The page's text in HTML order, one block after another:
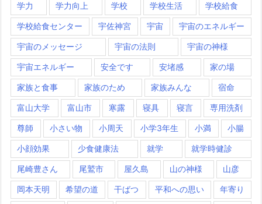
学力 学力向上 学校 学校生活 学校給食
学校給食センター 宇佐神宮 宇宙 宇宙のエネルギー
宇宙のメッセージ 宇宙の法則 宇宙の神様
宇宙エネルギー 安全です 安堵感 家の場
家族と食事 家族のため 家族みんな 宿命
富山大学 富山市 寒露 寝具 寝言 専用洗剤
尊師 小さい物 小周天 小学3年生 小満 小腸
小顔効果 少食健康法 就学 就学時健診
尾崎豊さん 尾鷲市 屋久島 山の神様 山彦
岡本天明 希望の道 干ばつ 平和への思い 年寄り